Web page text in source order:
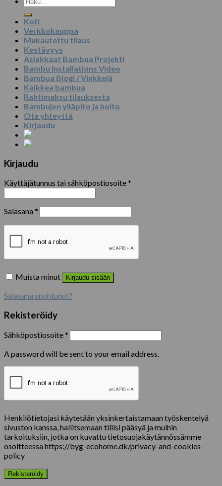
Koti
Verkkokauppa
Mukautettu tilaus
Kestävyys
Asiakkaat Bambua Projekti
Bambu Installations Video
Bambua Blogi / Vinkkejä
Kaikkea bambua
Rahtimaksu tilauksesta
Bambujen ylläpito ja hoito
Ota yhteyttä
Kirjaudu
Kirjaudu
Käyttäjätunnus tai sähköpostiosoite*
Salasana *
Muista minut Kirjaudu sisään
Salasana unohtunut?
Rekisteröidy
Sähköpostiosoite*
A password will be sent to your email address.
Henkilötietojasi käytetään yksinkertaistamaan työskentelyä
sivuston kanssa, hallitsemaan tiliisi pääsyä ja muihin
tarkoituksiin, jotka on kuvattu tietosuojakäytännössämme
osoitteessa https://byg-ecohome.dk/privacy-and-cookies-
policy
Rekisteröidy